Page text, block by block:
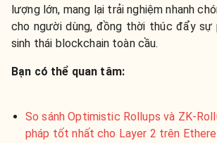
lượng lớn, mang lại trải nghiệm nhanh
cho người dùng, đồng thời thúc đẩy sự
sinh thái blockchain toàn cầu.
Bạn có thể quan tâm:
So sánh Optimistic Rollups và ZK-
pháp tốt nhất cho Layer 2 trên